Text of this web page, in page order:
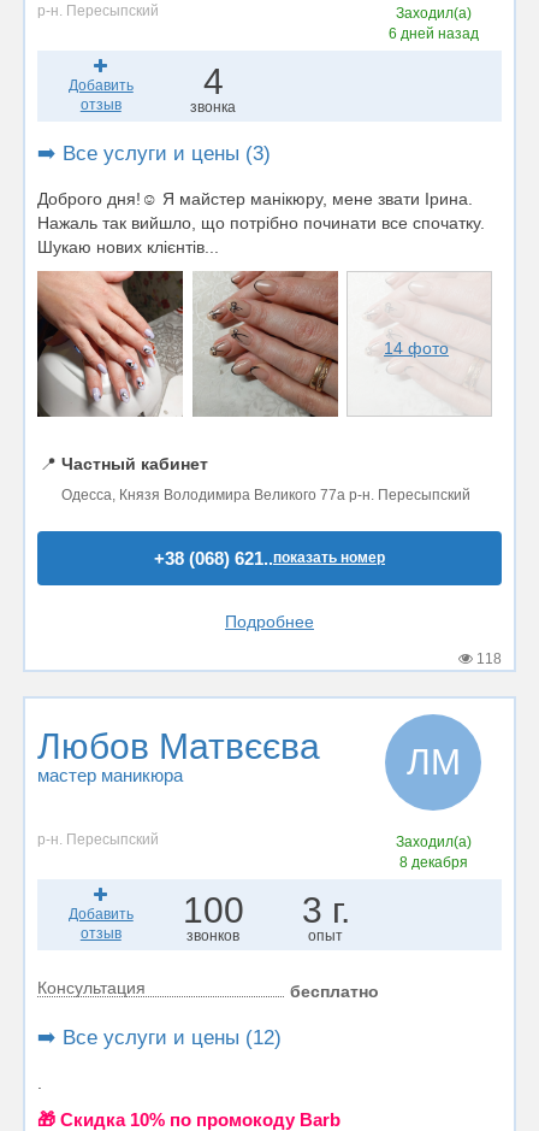
р-н. Пересыпский
Заходил(а)
6 дней назад
Добавить
отзыв
4
звонка
➡️ Все услуги и цены (3)
Доброго дня!☺️ Я майстер манікюру, мене звати Ірина.
Нажаль так вийшло, що потрібно починати все спочатку.
Шукаю нових клієнтів...
14 фото
📍 Частный кабинет
Одесса, Князя Володимира Великого 77а р-н. Пересыпский
+38 (068) 621..показать номер
Подробнее
118
Любов Матвєєва
мастер маникюра ЛМ
р-н. Пересыпский
Заходил(а)
8 декабря
Добавить
отзыв
100
звонков
3 г.
опыт
Консультация бесплатно
➡️ Все услуги и цены (12)
🎁 Cкидка 10% по промокоду Barb